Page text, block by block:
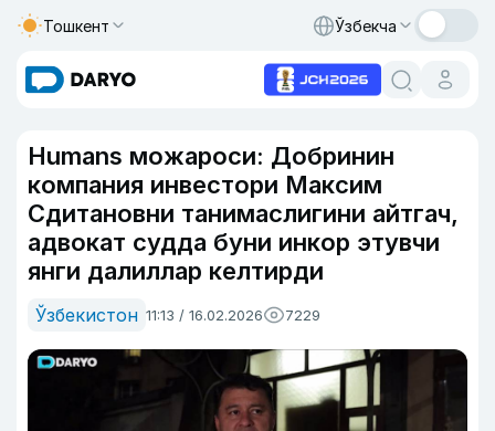
Тошкент Ўзбекча
Humans можароси: Добринин
компания инвестори Максим
Сдитановни танимаслигини айтгач,
адвокат судда буни инкор этувчи
янги далиллар келтирди
Ўзбекистон 11:13 / 16.02.2026 7229